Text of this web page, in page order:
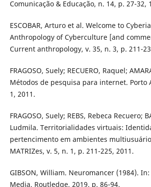
Comunicação & Educação, n. 14, p. 27-32,
ESCOBAR, Arturo et al. Welcome to
Anthropology of Cyberculture [and
Current anthropology, v. 35, n. 3, p. 211-
FRAGOSO, Suely; RECUERO, Raquel;
Métodos de pesquisa para internet. Porto
1, 2011.
FRAGOSO, Suely; REBS, Rebeca Recuero;
Ludmila. Territorialidades virtuais:
pertencimento em ambientes
MATRIZes, v. 5, n. 1, p. 211-225, 2011.
GIBSON, William. Neuromancer (1984).
Media. Routledge, 2019. p. 86-94.